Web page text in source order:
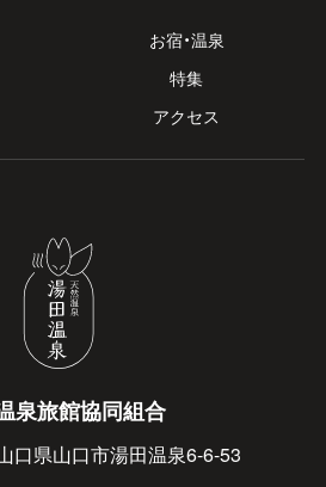
お宿・温泉
特集
アクセス
泉旅館協同組合
県山口市湯田温泉6-6-53